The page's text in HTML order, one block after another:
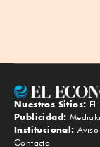
Nuestros Sitios: El
Publicidad:
Institucional:
Contacto